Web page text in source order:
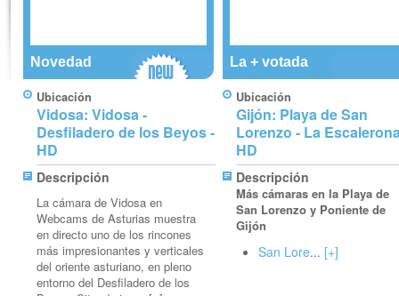
Novedad
Ubicación
Vidosa: Vidosa -
Desfiladero de los Beyos -
HD
Descripción
La cámara de Vidosa en
Webcams de Asturias muestra
en directo uno de los rincones
más impresionantes y verticales
del oriente asturiano, en pleno
entorno del Desfiladero de los
La + votada
Ubicación
Gijón: Playa de San
Lorenzo - La
HD
Descripción
Más cámaras en la Playa de
San Lorenzo y Poniente de
Gijón
San Lore... [+]